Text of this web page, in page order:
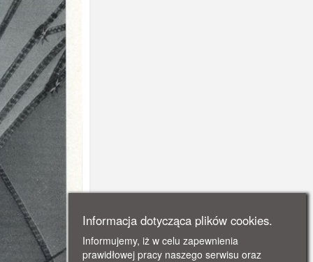
Informacja dotycząca plików cookies.
Informujemy, iż w celu zapewnienia
prawidłowej pracy naszego serwisu oraz